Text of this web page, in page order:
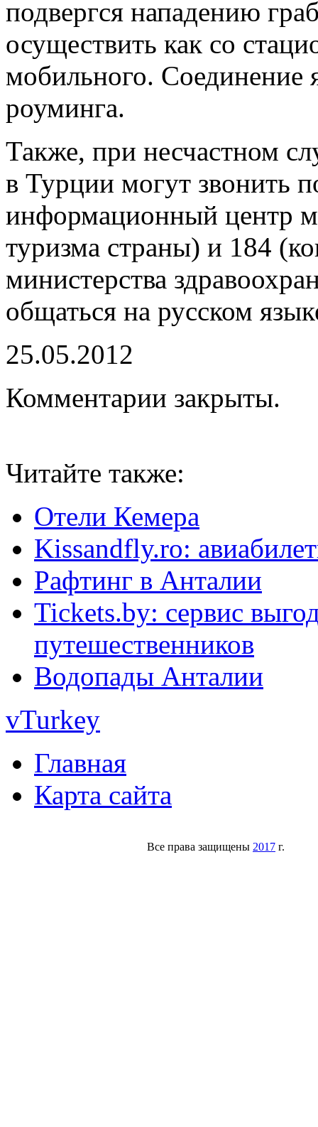
подвергся нападению
осуществить как со
мобильного. Соединение
роуминга.
Также, при несчастном
в Турции могут звонить
информационный центр
туризма страны) и 184
министерства
общаться на русском
25.05.2012
Комментарии закрыты.
Читайте также:
Отели Кемера
Kissandfly.ro:
Рафтинг в Анталии
Tickets.by: сервис
путешественников
Водопады Анталии
vTurkey
Главная
Карта сайта
Все права защищены 2017 г.